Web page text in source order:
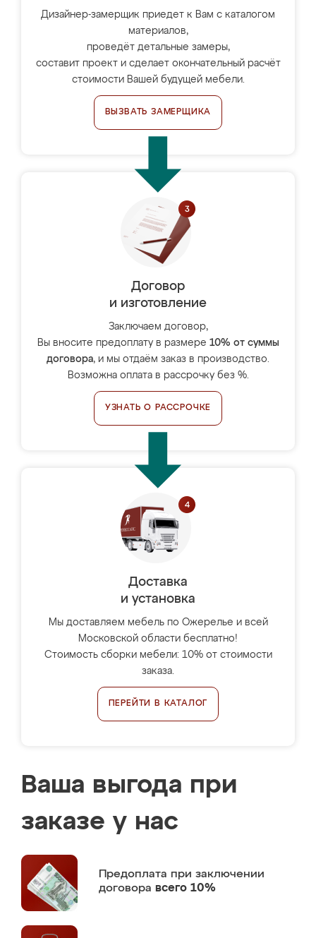
Дизайнер-замерщик приедет к Вам с каталогом
материалов,
проведёт детальные замеры,
составит проект и сделает окончательный расчёт
стоимости Вашей будущей мебели.
ВЫЗВАТЬ ЗАМЕРЩИКА
Договор
и изготовление
Заключаем договор,
Вы вносите предоплату в размере 10% от суммы
договора, и мы отдаём заказ в производство.
Возможна оплата в рассрочку без %.
УЗНАТЬ О РАССРОЧКЕ
Доставка
и установка
Мы доставляем мебель по Ожерелье и всей
Московской области бесплатно!
Стоимость сборки мебели: 10% от стоимости
заказа.
ПЕРЕЙТИ В КАТАЛОГ
Ваша выгода при
заказе у нас
Предоплата при заключении
договора всего 10%